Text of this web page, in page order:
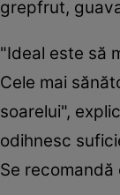
grepfrut,
"Ideal este să
Cele mai
soarelui",
odihnesc
Se